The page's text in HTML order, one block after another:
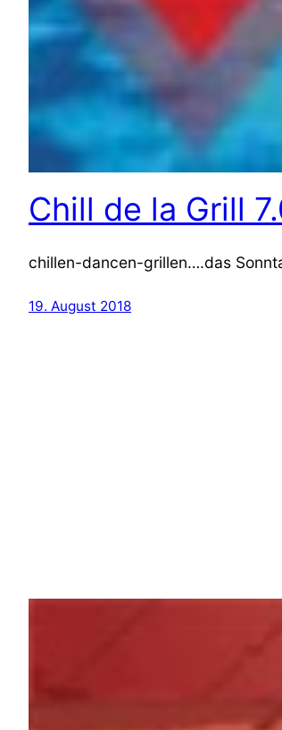
Chill de la Grill
chillen-dancen-grillen….das
19. August 2018